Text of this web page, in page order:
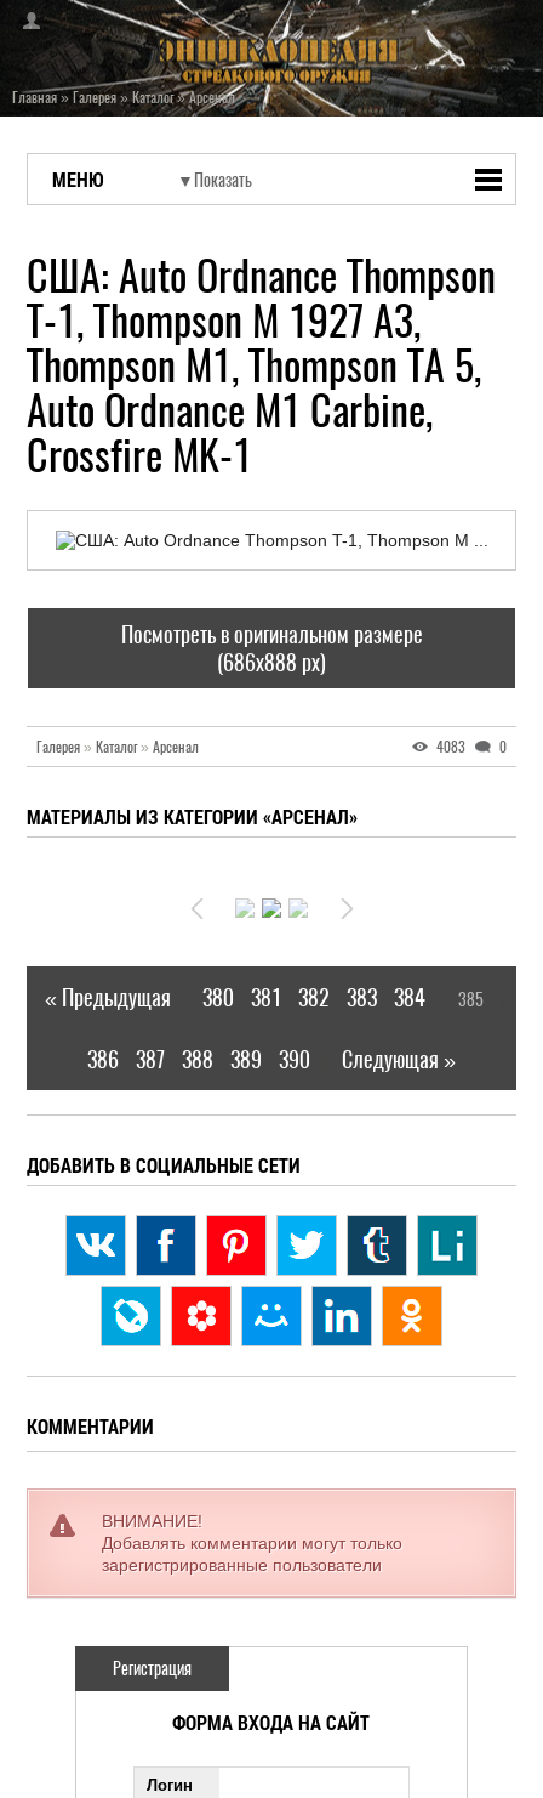
Главная»Галерея»Каталог»Арсенал
МЕНЮ
США: Auto Ordnance Thompson
T-1, Thompson M 1927 A3,
Thompson M1, Thompson TA 5,
Auto Ordnance M1 Carbine,
Crossfire MK-1
Посмотреть в оригинальном размере
(686x888 px)
Галерея » Каталог» Арсенал 4083 0
МАТЕРИАЛЫ ИЗ КАТЕГОРИИ «АРСЕНАЛ»
« Предыдущая 380 381 382 383 384 385
386 387 388 389 390 Следующая »
ДОБАВИТЬ В СОЦИАЛЬНЫЕ СЕТИ
КОММЕНТАРИИ
ВНИМАНИЕ!
Добавлять комментарии могут только
зарегистрированные пользователи
Регистрация
ФОРМА ВХОДА НА САЙТ
Логин